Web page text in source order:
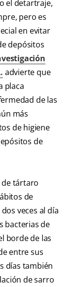
el detartraje,
pero es
en evitar
depósitos
advierte que
placa
de las
más
de higiene
de
de tártaro
de
veces al día
bacterias de
borde de las
entre sus
días también
de sarro